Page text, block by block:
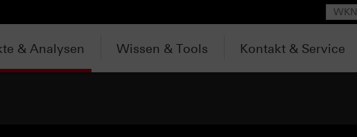
Suche
& Analysen Wissen & Tools Kontakt & Service